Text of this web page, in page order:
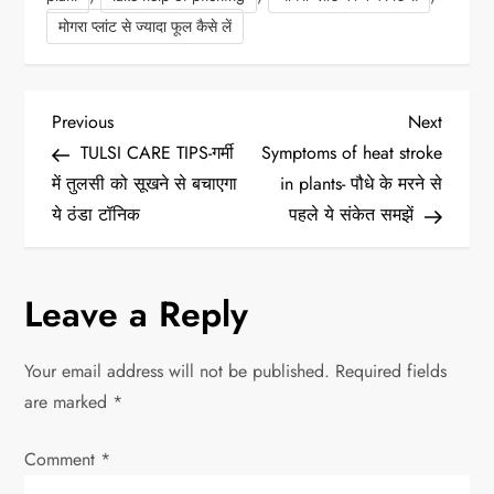
मोगरा प्लांट से ज्यादा फूल कैसे लें
P
o
s
n
a
v
Previous
Post
Previous
TULSI CARE TIPS-गर्मी
में तुलसी को सूखने से बचाएगा
ये ठंडा टॉनिक
Next
Post
Next
Symptoms of heat stroke
in plants- पौधे के मरने से
पहले ये संकेत समझें
Leave a Reply
Your email address will not be published. Required fields
are marked *
Comment *